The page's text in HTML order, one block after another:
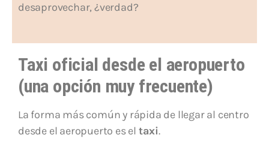
desaprovechar, ¿verdad?
Taxi oficial desde el aeropuerto
(una opción muy frecuente)
La forma más común y rápida de llegar al centro
desde el aeropuerto es el taxi.